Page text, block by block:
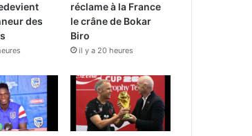
des
réclame à la France
le crâne de Bokar
Biro
il y a 20 heures